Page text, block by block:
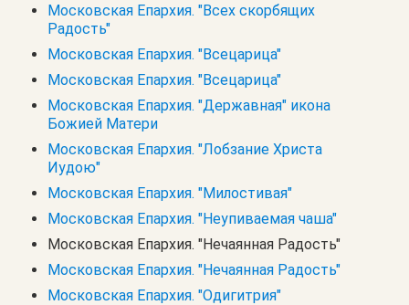
Московская Епархия. "Всех скорбящих
Радость"
Московская Епархия. "Всецарица"
Московская Епархия. "Всецарица"
Московская Епархия. "Державная" икона
Божией Матери
Московская Епархия. "Лобзание Христа
Иудою"
Московская Епархия. "Милостивая"
Московская Епархия. "Неупиваемая чаша"
Московская Епархия. "Нечаянная Радость"
Московская Епархия. "Нечаянная Радость"
Московская Епархия. "Одигитрия"